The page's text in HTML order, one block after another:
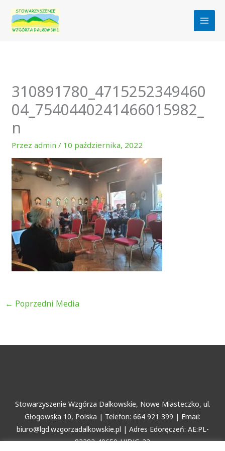
Przejdź
treści
310891780_4715252349460
04_7540440241466015982_
n
Przezadmin/ 10 października, 2022
← Poprzedni Media
Stowarzyszenie Wzgórza Dalkowskie, Nowe Miasteczko, ul.
Głogowska 10, Polska | Telefon: 664 921 399 | Email:
biuro@lgd.wzgorzadalkowskie.pl | Adres Edoręczeń: AE:PL-
83382-49650-HJDJG-22